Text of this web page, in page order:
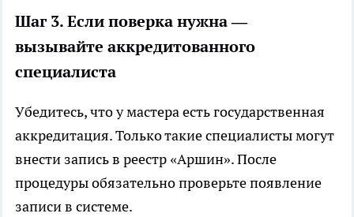
Шаг 3. Если поверка нужна —
вызывайте аккредитованного
специалиста
Убедитесь, что у мастера есть государственная
аккредитация. Только такие специалисты могут
внести запись в реестр «Аршин». После
процедуры обязательно проверьте появление
записи в системе.